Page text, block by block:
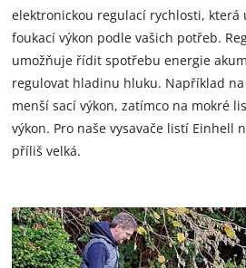
elektronickou regulací rychlosti, která
foukací výkon podle vašich potřeb.
umožňuje řídit spotřebu energie
regulovat hladinu hluku. Například
menší sací výkon, zatímco na mokré
výkon. Pro naše vysavače listí Einhell
příliš velká.